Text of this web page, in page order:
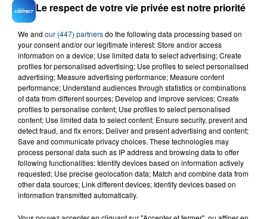
23 juillet 2026
INCENDIE MORTEL À LENS : UNE FEMME ET
SON BÉBÉ ENTRE LA VIE ET LA...
Un homme s'est immolé par le feu après avoir
aspergé sa compagne et leur bébé de trois mois
d'un liquide inflammable.
20 juillet 2026
UNE ADOLESCENTE DEVANT SE FAIRE
OPÉRER DE LA CHEVILLE RESSORT DE LA...
La famille a porté plainte contre la clinique qui a
reconnu sa responsabilité et présenté ses
Le respect de votre vie privée est notre priorité
We and our (447) partnersdo the following data processing based on
your consent and/or our legitimate interest: Store and/or access
information on a device; Use limited data to select advertising; Create
profiles for personalised advertising; Use profiles to select personalised
advertising; Measure advertising performance; Measure content
performance; Understand audiences through statistics or combinations
of data from different sources; Develop and improve services; Create
profiles to personalise content; Use profiles to select personalised
content; Use limited data to select content; Ensure security, prevent and
detect fraud, and fix errors; Deliver and present advertising and content;
Save and communicate privacy choices. These technologies may
process personal data such as IP address and browsing data to offer
following functionalities: Identify devices based on information actively
requested; Use precise geolocation data; Match and combine data from
other data sources; Link different devices; Identify devices based on
information transmitted automatically.